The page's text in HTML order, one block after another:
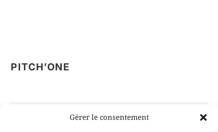
Gérer le consentement
PITCH’ONE